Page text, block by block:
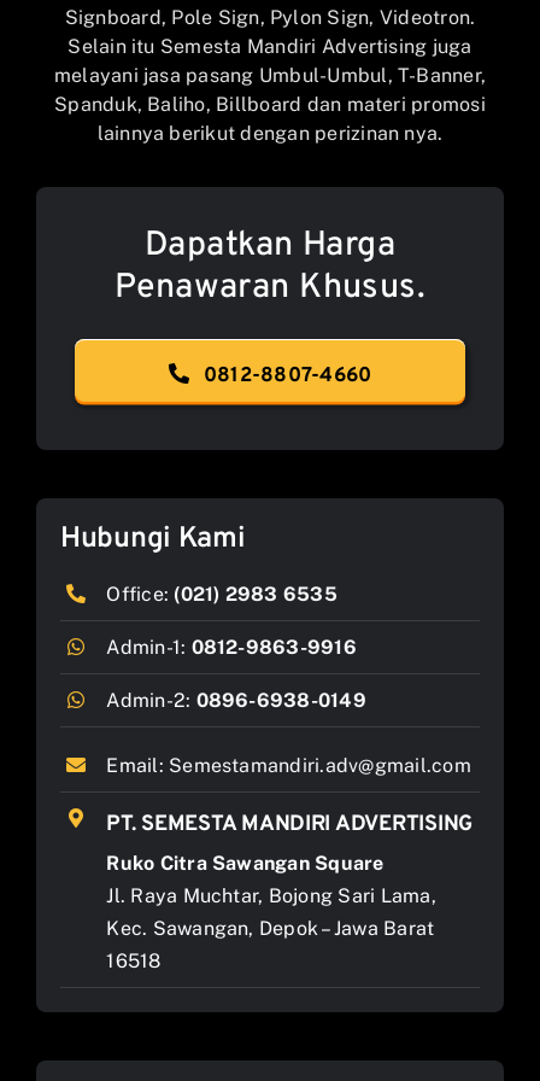
Signboard, Pole Sign, Pylon Sign, Videotron.
Selain itu Semesta Mandiri Advertising juga
melayani jasa pasang Umbul-Umbul, T-Banner,
Spanduk, Baliho, Billboard dan materi promosi
lainnya berikut dengan perizinan nya.
Dapatkan Harga
Penawaran Khusus.
0812-8807-4660
Hubungi Kami
Office: (021) 2983 6535
Admin-1: 0812-9863-9916
Admin-2: 0896-6938-0149
Email: Semestamandiri.adv@gmail.com
PT. SEMESTA MANDIRI ADVERTISING
Ruko Citra Sawangan Square
Jl. Raya Muchtar, Bojong Sari Lama,
Kec. Sawangan, Depok – Jawa Barat
16518